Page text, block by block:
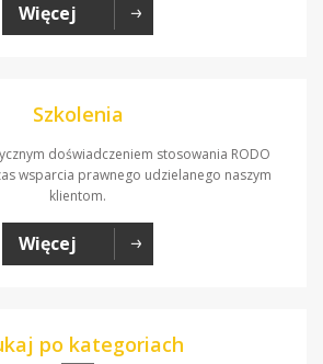
Więcej
Szkolenia
doświadczeniem stosowania RODO
wsparcia prawnego udzielanego naszym
klientom.
Więcej
po kategoriach